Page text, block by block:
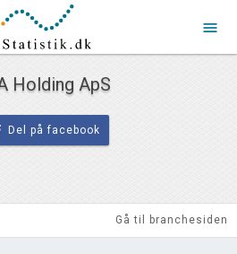
menu
Holding ApS
Del på facebook
Gå til branchesiden